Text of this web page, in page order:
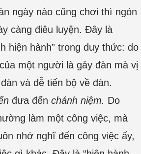
ngày nào cũng chơi thì ngón
càng điêu luyện. Đây là
hiện hành” trong duy thức: do
một người là gảy đàn mà vị
và dễ tiến bộ về đàn.
đưa đến chánh niệm. Do
làm một công việc, mà
nhớ nghĩ đến công việc ấy,